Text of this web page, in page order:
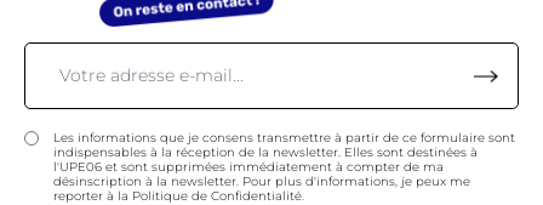
Les informations que je consens transmettre à partir de ce formulaire sont
indispensables à la réception de la newsletter. Elles sont destinées à
l'UPE06 et sont supprimées immédiatement à compter de ma
désinscription à la newsletter. Pour plus d'informations, je peux me
reporter à la Politique de Confidentialité.